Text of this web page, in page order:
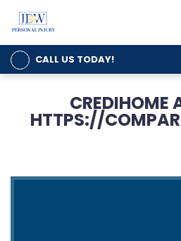
CALL US TODAY!
CREDIHOME
HTTPS://